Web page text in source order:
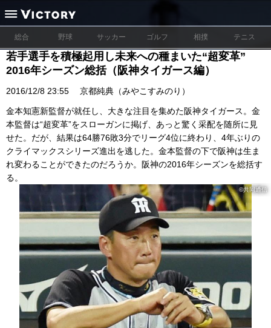
総合 野球 サッカー ゴルフ 相撲 テニス
若手選手を積極起用し未来への種まいた“超変革”
2016年シーズン総括（阪神タイガース編）
2016/12/8 23:55 京都純典（みやこすみのり）
金本知憲新監督が就任し、大きな注目を集めた阪神タイガース。金
本監督は“超変革”をスローガンに掲げ、あっと驚く采配を随所に見
せた。だが、結果は64勝76敗3分でリーグ4位に終わり、4年ぶりの
クライマックスシリーズ進出を逃した。金本監督の下で阪神は生ま
れ変わることができたのだろうか。阪神の2016年シーズンを総括す
る。
©︎共同通信